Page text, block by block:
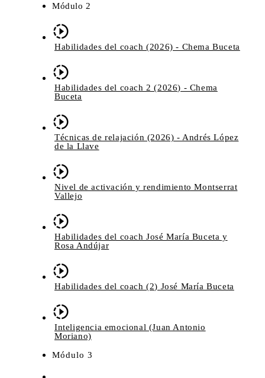
Módulo 2
Habilidades del coach (2026) - Chema Buceta
Habilidades del coach 2 (2026) - Chema
Buceta
Técnicas de relajación (2026) - Andrés López
de la Llave
Nivel de activación y rendimiento Montserrat
Vallejo
Habilidades del coach José María Buceta y
Rosa Andújar
Habilidades del coach (2) José María Buceta
Inteligencia emocional (Juan Antonio
Moriano)
Módulo 3